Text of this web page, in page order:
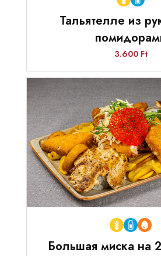
Тальятелле из
3.600 Ft
Большая миска на